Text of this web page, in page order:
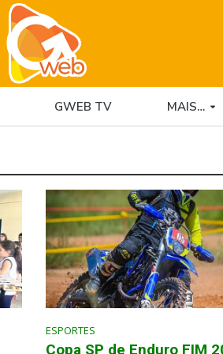
GWEB TV MAIS…
ESPORTES
Copa SP de Enduro FIM